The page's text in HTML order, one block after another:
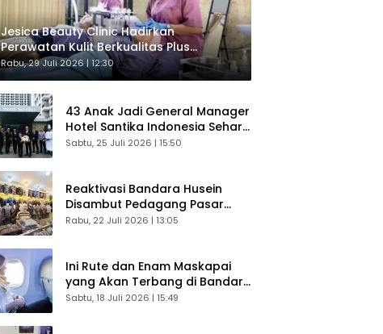
Jesica Beauty Clinic Hadirkan
Perawatan Kulit Berkualitas Plus
Konsultasi Gratis
Rabu, 29 Juli 2026 | 12:30
43 Anak Jadi General Manager
Hotel Santika Indonesia Sehari
Sukses Digelar
Sabtu, 25 Juli 2026 | 15:50
Reaktivasi Bandara Husein
Disambut Pedagang Pasar
Baru, Diyakini Bangkitkan
Rabu, 22 Juli 2026 | 13:05
Ini Rute dan Enam Maskapai
yang Akan Terbang di Bandara
Husein Sastranegara
Sabtu, 18 Juli 2026 | 15:49